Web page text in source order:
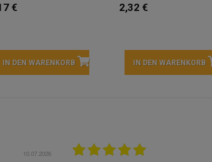
€
IN DEN WARENKORB
2,32 €
IN DEN WARENKORB
22.05.2026